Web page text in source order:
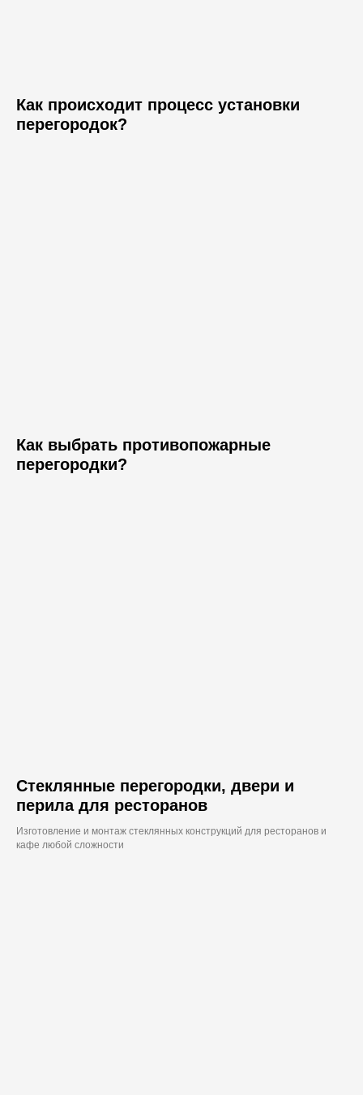
Как происходит процесс установки
перегородок?
Как выбрать противопожарные
перегородки?
Стеклянные перегородки, двери и
перила для ресторанов
Изготовление и монтаж стеклянных конструкций для ресторанов и
кафе любой сложности